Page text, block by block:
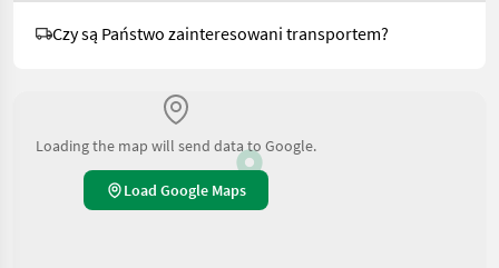
Czy są Państwo zainteresowani transportem?
Loading the map will send data to Google.
Load Google Maps